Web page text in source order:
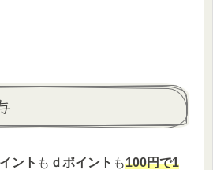
ント も ｄポイント も100円で1